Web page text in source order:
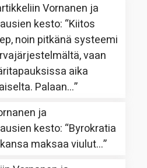
Vornanen ja
kesto: “Kiitos
noin pitkänä systeemi
vaan
aika
Palaan…”
ja
kesto: “Byrokratia
maksaa viulut…”